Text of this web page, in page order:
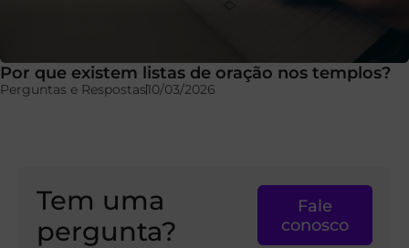
Por que existem listas de oração nos templos?
Perguntas e Respostas10/03/2026
Tem uma
pergunta?
Fale
conosco